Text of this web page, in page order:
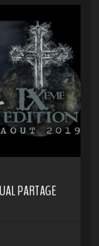
PARTAGE